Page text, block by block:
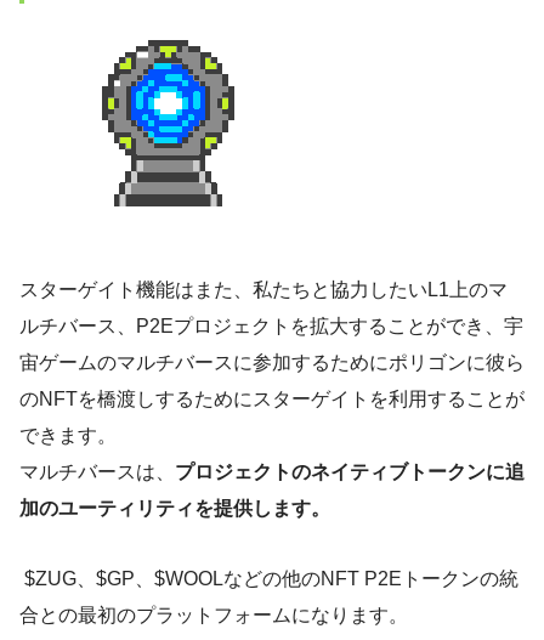
スターゲイト機能はまた、私たちと協力したいL1上のマ
ルチバース、P2Eプロジェクトを拡大することができ、宇
宙ゲームのマルチバースに参加するためにポリゴンに彼ら
のNFTを橋渡しするためにスターゲイトを利用することが
できます。
マルチバースは、 プロジェクトのネイティブトークンに追
加のユーティリティを提供します。
$ZUG、$GP、$WOOLなどの他のNFT P2Eトークンの統
合との最初のプラットフォームになります。